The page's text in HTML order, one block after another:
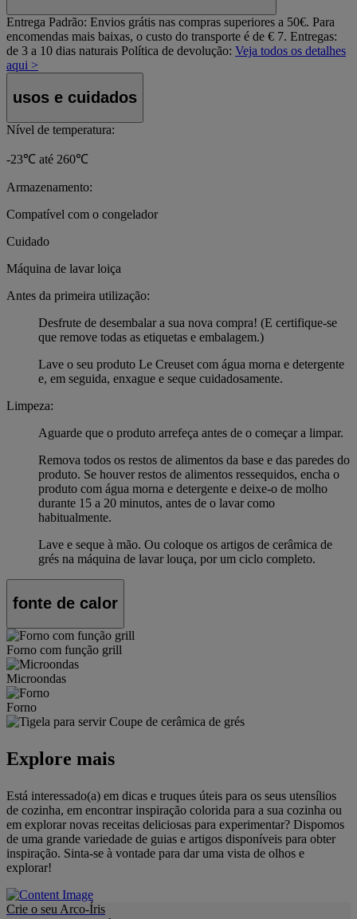
Entrega Padrão: Envios grátis nas compras superiores a 50€. Para
encomendas mais baixas, o custo do transporte é de € 7. Entregas:
de 3 a 10 dias naturais Política de devolução: Veja todos os detalhes
aqui >
usos e cuidados
Nível de temperatura:
-23℃ até 260℃
Armazenamento:
Compatível com o congelador
Cuidado
Máquina de lavar loiça
Antes da primeira utilização:
Desfrute de desembalar a sua nova compra! (E certifique-se
que remove todas as etiquetas e embalagem.)
Lave o seu produto Le Creuset com água morna e detergente
e, em seguida, enxague e seque cuidadosamente.
Limpeza:
Aguarde que o produto arrefeça antes de o começar a limpar.
Remova todos os restos de alimentos da base e das paredes do
produto. Se houver restos de alimentos ressequidos, encha o
produto com água morna e detergente e deixe-o de molho
durante 15 a 20 minutos, antes de o lavar como
habitualmente.
Lave e seque à mão. Ou coloque os artigos de cerâmica de
grés na máquina de lavar louça, por um ciclo completo.
fonte de calor
Forno com função grill
Microondas
Forno
Explore mais
Está interessado(a) em dicas e truques úteis para os seus utensílios
de cozinha, em encontrar inspiração colorida para a sua cozinha ou
em explorar novas receitas deliciosas para experimentar? Dispomos
de uma grande variedade de guias e artigos disponíveis para obter
inspiração. Sinta-se à vontade para dar uma vista de olhos e
explorar!
Crie o seu Arco-Íris